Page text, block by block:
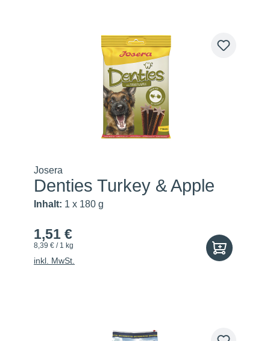
Josera
Denties Turkey & Apple
Inhalt: 1 x 180 g
1,51 €
8,39 € / 1 kg
inkl. MwSt.